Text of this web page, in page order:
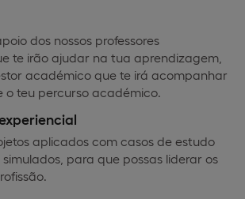
dos nossos professores
te irão ajudar na tua aprendizagem,
académico que te irá acompanhar
o teu percurso académico.
aplicados com casos de estudo
para que possas liderar os